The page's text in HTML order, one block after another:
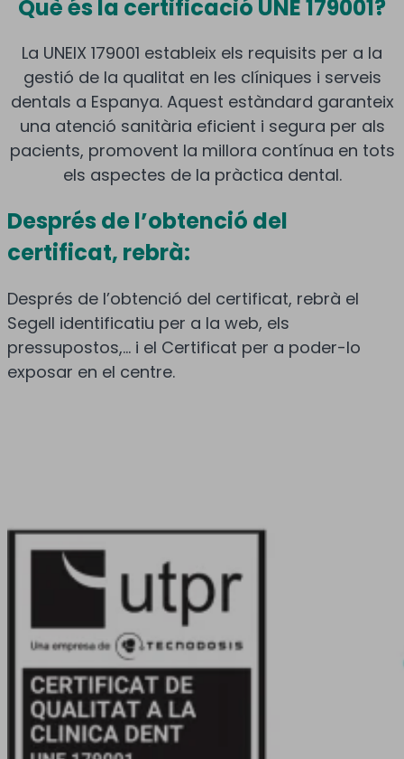
Què és la certificació UNE 179001?
La UNEIX 179001 estableix els requisits per a la
gestió de la qualitat en les clíniques i serveis
dentals a Espanya. Aquest estàndard garanteix
una atenció sanitària eficient i segura per als
pacients, promovent la millora contínua en tots
els aspectes de la pràctica dental.
Després de l’obtenció del
certificat, rebrà:
Després de l’obtenció del certificat, rebrà el
Segell identificatiu per a la web, els
pressupostos,… i el Certificat per a poder-lo
exposar en el centre.